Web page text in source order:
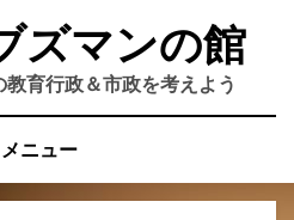
ズマンの館
育行政＆市政を考えよう
メニュー